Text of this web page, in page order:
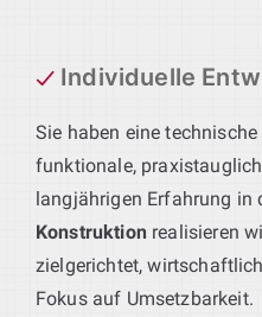
Individuelle
Sie haben eine
funktionale,
langjährigen Erfahrung in
Konstruktionrealisieren
zielgerichtet,
Fokus auf Umsetzbarkeit.